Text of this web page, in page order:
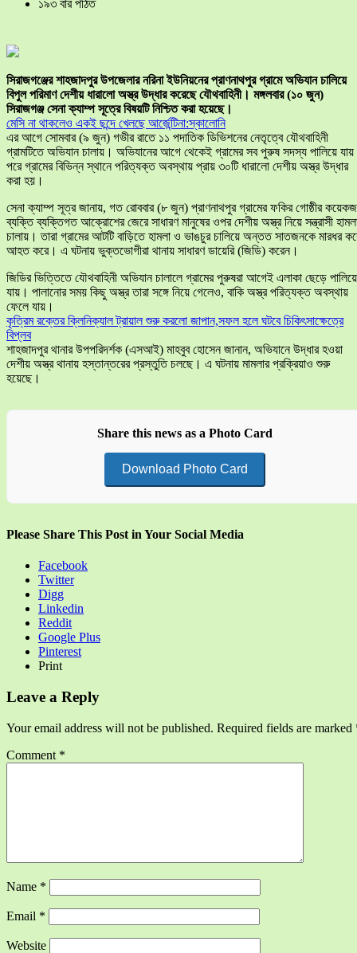
১৯৩ বার পঠিত
সিরাজগঞ্জের শাহজাদপুর উপজেলার নরিনা ইউনিয়নের প্রাণনাথপুর গ্রামে অভিযান চালিয়ে
বিপুল পরিমাণ দেশীয় ধারালো অস্ত্র উদ্ধার করেছে যৌথবাহিনী। মঙ্গলবার (১০ জুন)
সিরাজগঞ্জ সেনা ক্যাম্প সূত্রে বিষয়টি নিশ্চিত করা হয়েছে।
মেসি না থাকলেও একই ছন্দে খেলছে আর্জেন্টিনা:স্কালোনি
এর আগে সোমবার (৯ জুন) গভীর রাতে ১১ পদাতিক ডিভিশনের নেতৃত্বে যৌথবাহিনী
গ্রামটিতে অভিযান চালায়। অভিযানের আগে থেকেই গ্রামের সব পুরুষ সদস্য পালিয়ে
পরে গ্রামের বিভিন্ন স্থানে পরিত্যক্ত অবস্থায় প্রায় ৩০টি ধারালো দেশীয় অস্ত্র উদ্ধার
করা হয়।
সেনা ক্যাম্প সূত্র জানায়, গত রোববার (৮ জুন) প্রাণনাথপুর গ্রামের ফকির গোষ্ঠীর
ব্যক্তি ব্যক্তিগত আক্রোশের জেরে সাধারণ মানুষের ওপর দেশীয় অস্ত্র নিয়ে সন্ত্রাসী
চালায়। তারা গ্রামের আটটি বাড়িতে হামলা ও ভাঙচুর চালিয়ে অন্তত সাতজনকে মারধর
আহত করে। এ ঘটনায় ভুক্তভোগীরা থানায় সাধারণ ডায়েরি (জিডি) করেন।
জিডির ভিত্তিতে যৌথবাহিনী অভিযান চালালে গ্রামের পুরুষরা আগেই এলাকা ছেড়ে পালিয়ে
যায়। পালানোর সময় কিছু অস্ত্র তারা সঙ্গে নিয়ে গেলেও, বাকি অস্ত্র পরিত্যক্ত অবস্থায়
ফেলে যায়।
কৃত্রিম রক্তের ক্লিনিক্যাল ট্রায়াল শুরু করলো জাপান,সফল হলে ঘটবে চিকিৎসাক্ষেত্রে
বিপ্লব
শাহজাদপুর থানার উপপরিদর্শক (এসআই) মাহবুব হোসেন জানান, অভিযানে উদ্ধার হওয়া
দেশীয় অস্ত্র থানায় হস্তান্তরের প্রস্তুতি চলছে। এ ঘটনায় মামলার প্রক্রিয়াও শুরু
হয়েছে।
Share this news as a Photo Card
Download Photo Card
Please Share This Post in Your Social Media
Facebook
Twitter
Digg
Linkedin
Reddit
Google Plus
Pinterest
Print
Leave a Reply
Your email address will not be published. Required fields are marked
Comment *
Name *
Email *
Website